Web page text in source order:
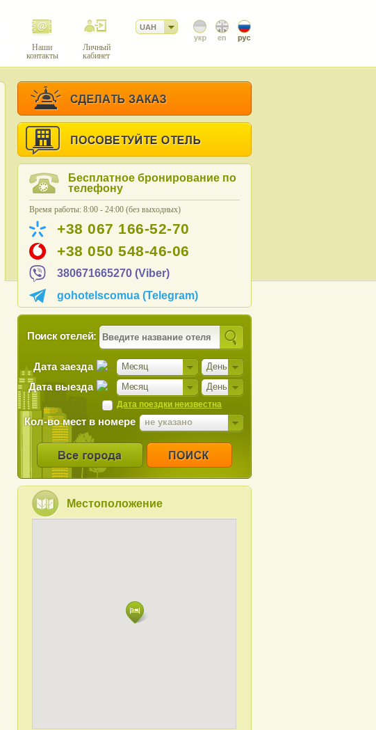
Наши
контакты
Личный
кабинет
UAH
Бесплатное бронирование по
телефону
Время работы: 8:00 - 24:00 (без выходных)
+38 067 166-52-70
+38 050 548-46-06
380671665270 (Viber)
gohotelscomua (Telegram)
Поиск отелей:
Месяц День
Дата заезда
Месяц День
Дата выезда
Дата поездки неизвестна
Кол-во мест в номере не указано
Местоположение